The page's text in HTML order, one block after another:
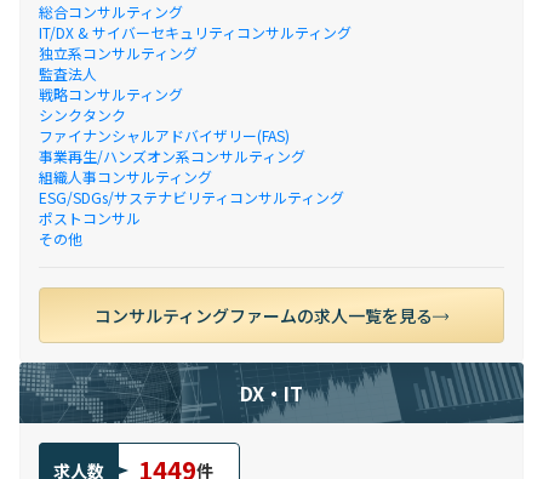
総合コンサルティング
IT/DX & サイバーセキュリティコンサルティング
独立系コンサルティング
監査法人
戦略コンサルティング
シンクタンク
ファイナンシャルアドバイザリー(FAS)
事業再生/ハンズオン系コンサルティング
組織人事コンサルティング
ESG/SDGs/サステナビリティコンサルティング
ポストコンサル
その他
コンサルティングファームの求人一覧を見る
DX・IT
求人数 1449件